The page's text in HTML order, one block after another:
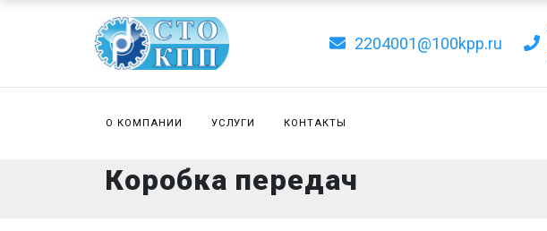
2204001@100kpp.ru
О КОМПАНИИ УСЛУГИ КОНТАКТЫ
Коробка передач